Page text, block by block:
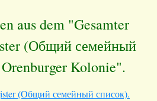
aus dem "Gesamter
(Общий семейный
Kolonie".
(Общий семейный список).